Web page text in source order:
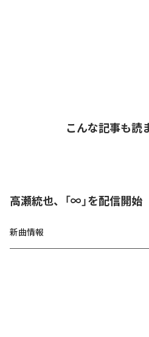
こんな記事も読
高瀬統也、「∞」を配信開始
新曲情報